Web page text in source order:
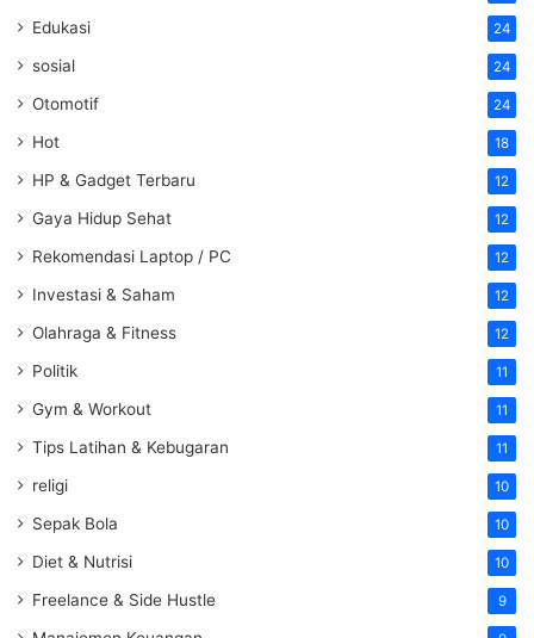
Edukasi 24
sosial 24
Otomotif 24
Hot 18
HP & Gadget Terbaru 12
Gaya Hidup Sehat 12
Rekomendasi Laptop / PC 12
Investasi & Saham 12
Olahraga & Fitness 12
Politik 11
Gym & Workout 11
Tips Latihan & Kebugaran 11
religi 10
Sepak Bola 10
Diet & Nutrisi 10
Freelance & Side Hustle 9